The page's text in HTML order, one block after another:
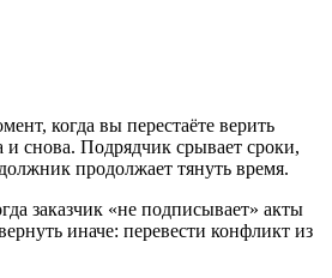
когда вы перестаёте верить
снова. Подрядчик срывает сроки,
продолжает тянуть время.
заказчик «не подписывает» акты
иначе: перевести конфликт из